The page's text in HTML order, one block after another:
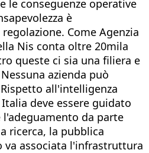
le conseguenze operative
è
Come Agenzia
Nis conta oltre 20mila
queste ci sia una filiera e
azienda può
all'intelligenza
deve essere guidato
da parte
ricerca, la pubblica
associata l'infrastruttura